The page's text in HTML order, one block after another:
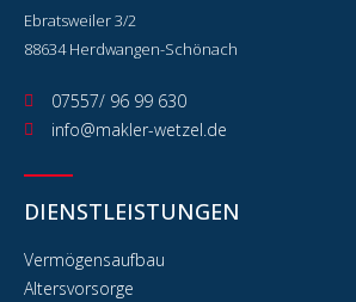
Ebratsweiler 3/2
88634 Herdwangen-Schönach
07557/ 96 99 630
info@makler-wetzel.de
DIENSTLEISTUNGEN
Vermögensaufbau
Altersvorsorge